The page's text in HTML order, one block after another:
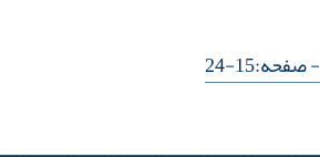
- صفحه:15-24